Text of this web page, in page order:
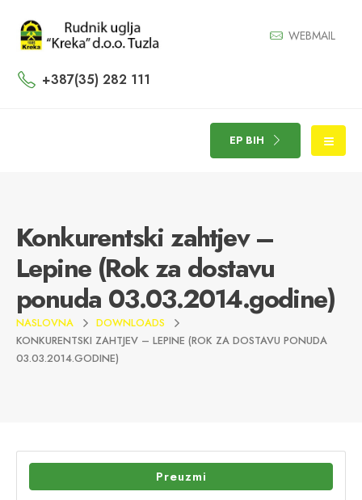
WEBMAIL
+387(35) 282 111
EP BIH
Konkurentski zahtjev –
Lepine (Rok za dostavu
ponuda 03.03.2014.godine)
NASLOVNA
DOWNLOADS
KONKURENTSKI ZAHTJEV – LEPINE (ROK ZA DOSTAVU PONUDA
03.03.2014.GODINE)
Preuzmi